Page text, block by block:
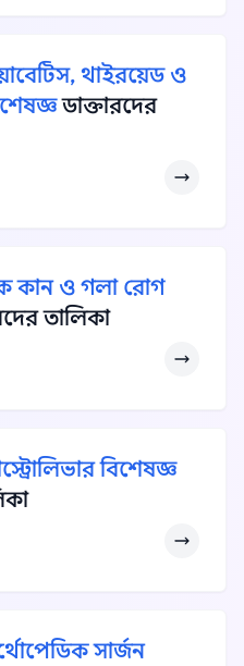
থাইরয়েড ও
ডাক্তারদের
কান ও গলা রোগ
তালিকা
বিশেষজ্ঞ
সার্জন